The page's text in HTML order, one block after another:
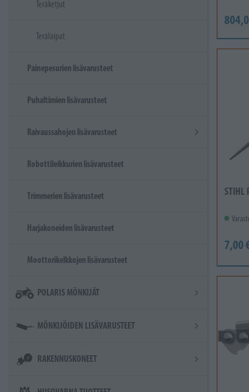
Teräketjut
Terälaipat
Painepesurien lisävarusteet
Puhaltimien lisävarusteet
Raivaussahojen lisävarusteet
Robottileikkurien lisävarusteet
Trimmerien lisävarusteet
Harjakoneiden lisävarusteet
Moottorikelkkojen lisävarusteet
POLARIS MÖNKIJÄT
MÖNKIJÖIDEN LISÄVARUSTEET
RAKENNUSKONEET
7,00